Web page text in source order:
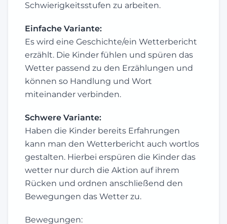
Schwierigkeitsstufen zu arbeiten.
Einfache Variante:
Es wird eine Geschichte/ein Wetterbericht
erzählt. Die Kinder fühlen und spüren das
Wetter passend zu den Erzählungen und
können so Handlung und Wort
miteinander verbinden.
Schwere Variante:
Haben die Kinder bereits Erfahrungen
kann man den Wetterbericht auch wortlos
gestalten. Hierbei erspüren die Kinder das
wetter nur durch die Aktion auf ihrem
Rücken und ordnen anschließend den
Bewegungen das Wetter zu.
Bewegungen: